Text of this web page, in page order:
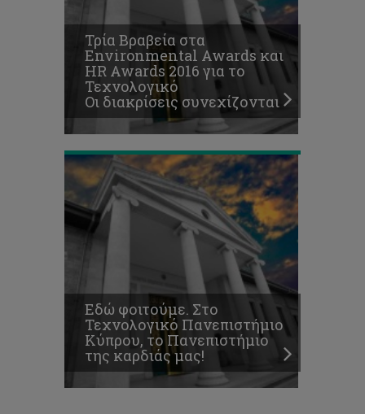
Τρία Βραβεία στα
Environmental Awards και
HR Awards 2016 για το
Τεχνολογικό
Οι διακρίσεις συνεχίζονται
Τεχνολογικό
Πανεπιστήμιο
Κύπρου,
το
Πανεπιστήμιο
της
καρδιάς
μας!
Εδώ φοιτούμε. Στο
Τεχνολογικό Πανεπιστήμιο
Κύπρου, το Πανεπιστήμιο
της καρδιάς μας!